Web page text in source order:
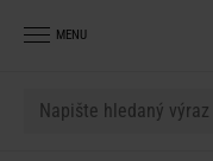
MENU